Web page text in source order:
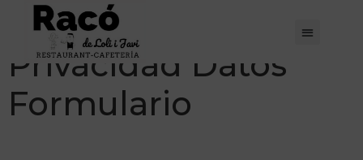
Cláusula de
Privacidad Datos
Formulario